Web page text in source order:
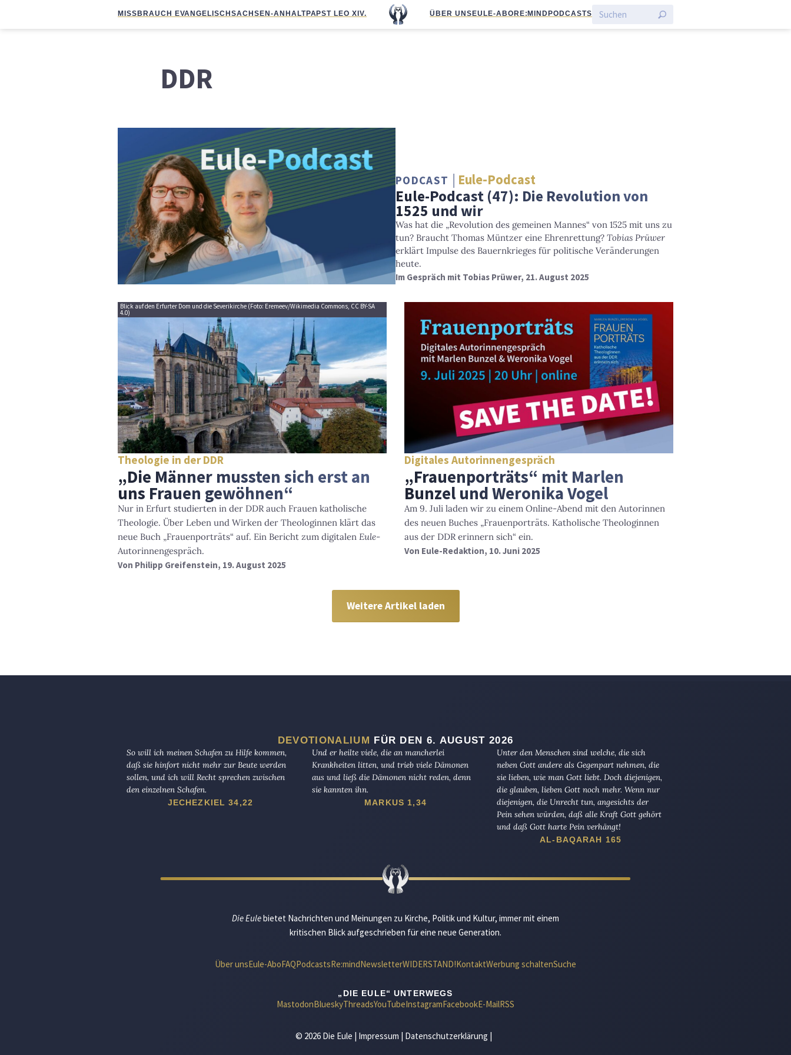
MISSBRAUCH EVANGELISCHSACHSEN-ANHALTPAPST LEO XIV. ÜBER UNS EULE-ABO RE:MIND PODCASTS
DDR
PODCAST Eule-Podcast
Eule-Podcast (47): Die Revolution von
1525 und wir
Was hat die „Revolution des gemeinen Mannes“ von 1525 mit uns zu
tun? Braucht Thomas Müntzer eine Ehrenrettung? Tobias Prüwer
erklärt Impulse des Bauernkrieges für politische Veränderungen
heute.
Im Gespräch mit Tobias Prüwer, 21. August 2025
Blick auf den Erfurter Dom und die Severikirche (Foto: Eremeev/Wikimedia Commons, CC BY-SA
4.0)
Theologie in der DDR
„Die Männer mussten sich erst an
uns Frauen gewöhnen“
Nur in Erfurt studierten in der DDR auch Frauen katholische
Theologie. Über Leben und Wirken der Theologinnen klärt das
neue Buch „Frauenporträts“ auf. Ein Bericht zum digitalen Eule-
Autorinnengespräch.
Von Philipp Greifenstein, 19. August 2025
Digitales Autorinnengespräch
„Frauenporträts“ mit Marlen
Bunzel und Weronika Vogel
Am 9. Juli laden wir zu einem Online-Abend mit den Autorinnen
des neuen Buches „Frauenporträts. Katholische Theologinnen
aus der DDR erinnern sich“ ein.
Von Eule-Redaktion, 10. Juni 2025
Weitere Artikel laden
DEVOTIONALIUM FÜR DEN 6. AUGUST 2026
So will ich meinen Schafen zu Hilfe kommen,
daß sie hinfort nicht mehr zur Beute werden
sollen, und ich will Recht sprechen zwischen
den einzelnen Schafen.
JECHEZKIEL 34,22
Und er heilte viele, die an mancherlei
Krankheiten litten, und trieb viele Dämonen
aus und ließ die Dämonen nicht reden, denn
sie kannten ihn.
MARKUS 1,34
Unter den Menschen sind welche, die sich
neben Gott andere als Gegenpart nehmen, die
sie lieben, wie man Gott liebt. Doch diejenigen,
die glauben, lieben Gott noch mehr. Wenn nur
diejenigen, die Unrecht tun, angesichts der
Pein sehen würden, daß alle Kraft Gott gehört
und daß Gott harte Pein verhängt!
AL-BAQARAH 165
Die Eulebietet Nachrichten und Meinungen zu Kirche, Politik und Kultur, immer mit einem
kritischen Blick aufgeschrieben für eine neue Generation.
Über unsEule-AboFAQPodcastsRe:mindNewsletterWIDERSTAND!KontaktWerbung schaltenSuche
„DIE EULE“ UNTERWEGS
MastodonBlueskyThreadsYouTubeInstagramFacebookE-MailRSS
© 2026 Die Eule | Impressum | Datenschutzerklärung |